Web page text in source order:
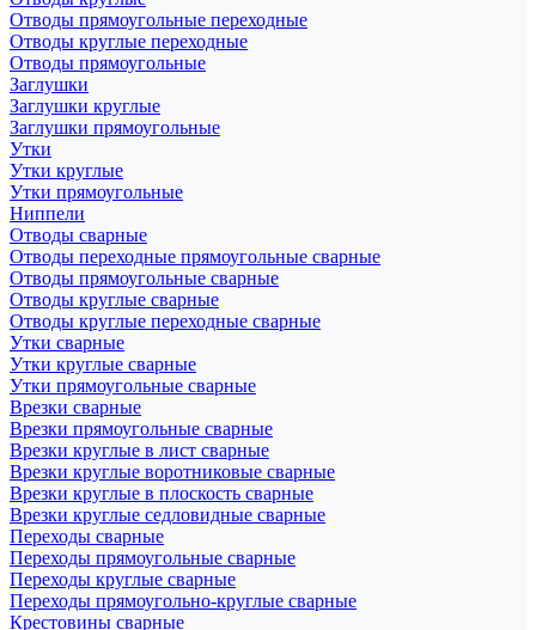
Отводы прямоугольные переходные
Отводы круглые переходные
Отводы прямоугольные
Заглушки
Заглушки круглые
Заглушки прямоугольные
Утки
Утки круглые
Утки прямоугольные
Ниппели
Отводы сварные
Отводы переходные прямоугольные сварные
Отводы прямоугольные сварные
Отводы круглые сварные
Отводы круглые переходные сварные
Утки сварные
Утки круглые сварные
Утки прямоугольные сварные
Врезки сварные
Врезки прямоугольные сварные
Врезки круглые в лист сварные
Врезки круглые воротниковые сварные
Врезки круглые в плоскость сварные
Врезки круглые седловидные сварные
Переходы сварные
Переходы прямоугольные сварные
Переходы круглые сварные
Переходы прямоугольно-круглые сварные
Крестовины сварные